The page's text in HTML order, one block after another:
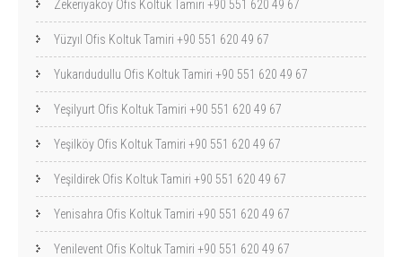
Zekeriyaköy Ofis Koltuk Tamiri +90 551 620 49 67
Yüzyıl Ofis Koltuk Tamiri +90 551 620 49 67
Yukarıdudullu Ofis Koltuk Tamiri +90 551 620 49 67
Yeşilyurt Ofis Koltuk Tamiri +90 551 620 49 67
Yeşilköy Ofis Koltuk Tamiri +90 551 620 49 67
Yeşildirek Ofis Koltuk Tamiri +90 551 620 49 67
Yenisahra Ofis Koltuk Tamiri +90 551 620 49 67
Yenilevent Ofis Koltuk Tamiri +90 551 620 49 67